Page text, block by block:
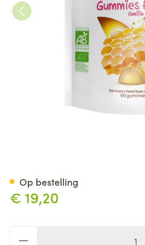
€ 19,20
Op bestelling